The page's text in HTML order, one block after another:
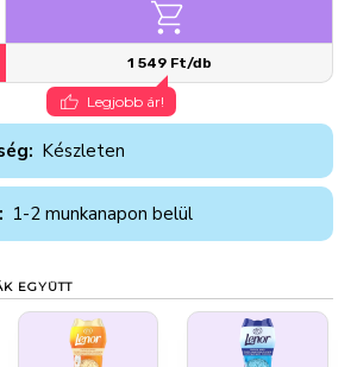
1 549 Ft/db
Legjobb ár!
Készleten
1-2 munkanapon belül
EGYÜTT